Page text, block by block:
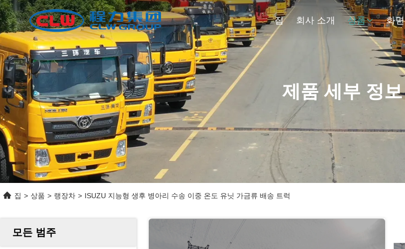
집 회사 소개 상품 화면
제품 세부 정보
집 > 상품 > 랭장차 > ISUZU 지능형 생후 병아리 수송 이중 온도 유닛 가금류 배송 트럭
모든 범주